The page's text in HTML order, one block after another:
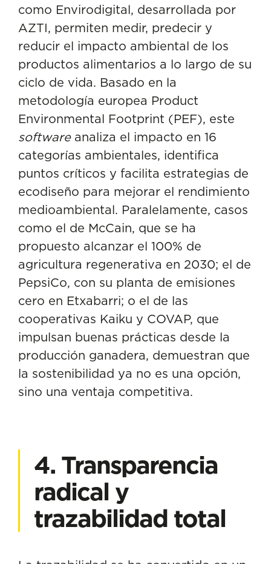
como Envirodigital, desarrollada por
AZTI, permiten medir, predecir y
reducir el impacto ambiental de los
productos alimentarios a lo largo de su
ciclo de vida. Basado en la
metodología europea Product
Environmental Footprint (PEF), este
softwareanaliza el impacto en 16
categorías ambientales, identifica
puntos críticos y facilita estrategias de
ecodiseño para mejorar el rendimiento
medioambiental. Paralelamente, casos
como el de McCain, que se ha
propuesto alcanzar el 100% de
agricultura regenerativa en 2030; el de
PepsiCo, con su planta de emisiones
cero en Etxabarri; o el de las
cooperativas Kaiku y COVAP, que
impulsan buenas prácticas desde la
producción ganadera, demuestran que
la sostenibilidad ya no es una opción,
sino una ventaja competitiva.
4. Transparencia
radical y
trazabilidad total